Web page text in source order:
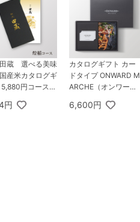
蔵 選べる美味
産米カタログギ
5,880円コース
円
カタログギフト カー
ドタイプ ONWARD M
ARCHE（オンワー
0円コース エクリュ
6,600円